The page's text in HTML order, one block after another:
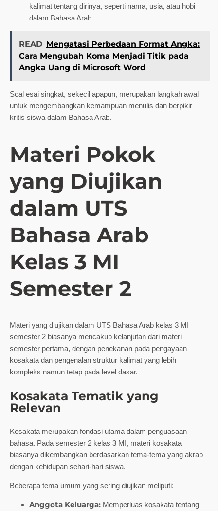
kalimat tentang dirinya, seperti nama, usia, atau hobi
dalam Bahasa Arab.
READ Mengatasi Perbedaan Format Angka:
Cara Mengubah Koma Menjadi Titik pada
Angka Uang di Microsoft Word
Soal esai singkat, sekecil apapun, merupakan langkah awal
untuk mengembangkan kemampuan menulis dan berpikir
kritis siswa dalam Bahasa Arab.
Materi Pokok
yang Diujikan
dalam UTS
Bahasa Arab
Kelas 3 MI
Semester 2
Materi yang diujikan dalam UTS Bahasa Arab kelas 3 MI
semester 2 biasanya mencakup kelanjutan dari materi
semester pertama, dengan penekanan pada pengayaan
kosakata dan pengenalan struktur kalimat yang lebih
kompleks namun tetap pada level dasar.
Kosakata Tematik yang
Relevan
Kosakata merupakan fondasi utama dalam penguasaan
bahasa. Pada semester 2 kelas 3 MI, materi kosakata
biasanya dikembangkan berdasarkan tema-tema yang akrab
dengan kehidupan sehari-hari siswa.
Beberapa tema umum yang sering diujikan meliputi:
Anggota Keluarga: Memperluas kosakata tentang